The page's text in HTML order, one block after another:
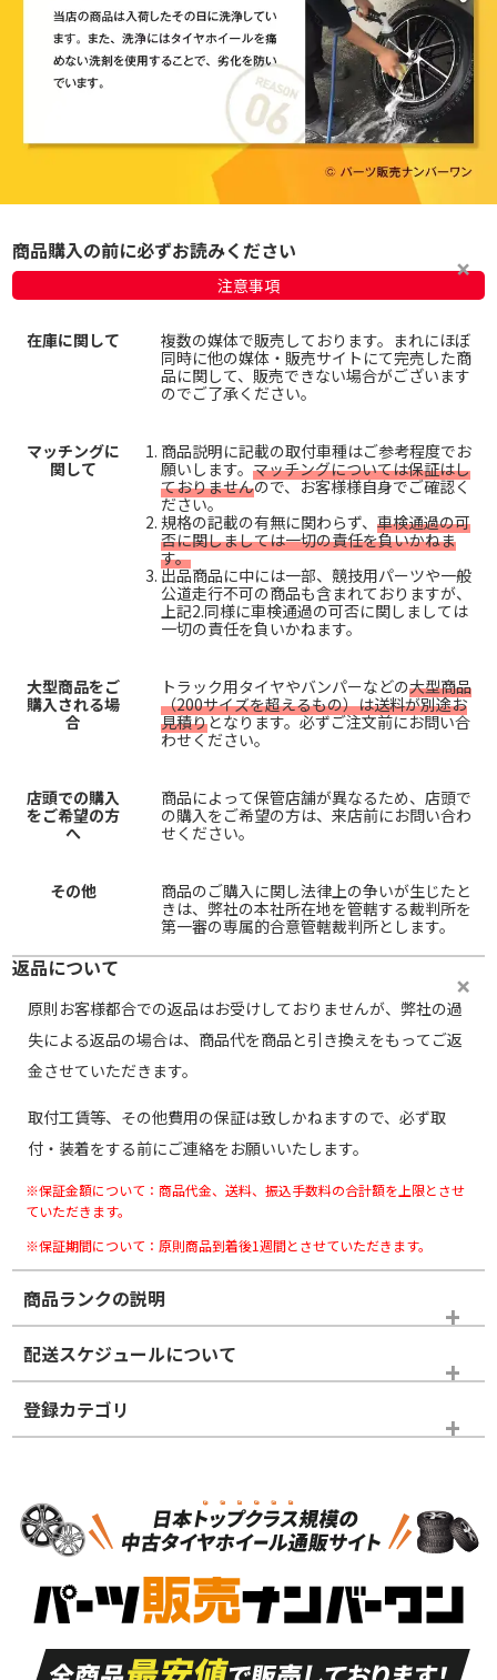
商品購入の前に必ずお読みください
注意事項
在庫に関して
複数の媒体で販売しております。まれにほぼ
同時に他の媒体・販売サイトにて完売した商
品に関して、販売できない場合がございます
のでご了承ください。
マッチングに
関して
商品説明に記載の取付車種はご参考程度でお
願いします。 マッチングについては保証はし
ておりませんので、お客様様自身でご確認く
ださい。
規格の記載の有無に関わらず、 車検通過の可
否に関しましては一切の責任を負いかねま
す。
出品商品に中には一部、競技用パーツや一般
公道走行不可の商品も含まれておりますが、
上記2.同様に車検通過の可否に関しましては
一切の責任を負いかねます。
大型商品をご
購入される場
合
トラック用タイヤやバンパーなどの大型商品
（200サイズを超えるもの）は送料が別途お
見積りとなります。必ずご注文前にお問い合
わせください。
店頭での購入
をご希望の方
へ
商品によって保管店舗が異なるため、店頭で
の購入をご希望の方は、来店前にお問い合わ
せください。
その他
商品のご購入に関し法律上の争いが生じたと
きは、弊社の本社所在地を管轄する裁判所を
第一審の専属的合意管轄裁判所とします。
返品について
原則お客様都合での返品はお受けしておりませんが、弊社の過
失による返品の場合は、商品代を商品と引き換えをもってご返
金させていただきます。
取付工賃等、その他費用の保証は致しかねますので、必ず取
付・装着をする前にご連絡をお願いいたします。
※保証金額について：商品代金、送料、振込手数料の合計額を上限とさせ
ていただきます。
※保証期間について：原則商品到着後1週間とさせていただきます。
商品ランクの説明
※商品ランクは出品者の主観により判断しておりますので、あら
かじめご了承ください。
ホイールランク
S
品）
S
新車外し品（新古
付き
A
走行距離も少なく、
目立つ傷もほとんど
A
走行距離も少なく、
非常に状態の良い中
配送スケジュールについて
登録カテゴリ
スタッドレスタイヤホイールセット